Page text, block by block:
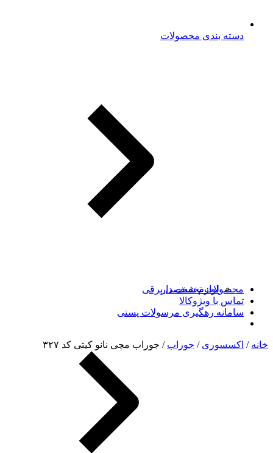
دسته بندی محصولات
لوازم شخصی برقی
محصولات تخفیف دار
تماس با ویژوکالا
سامانه رهگیری مرسولات پستی
خانه / اکسسوری / جوراب / جوراب مچی نانو کیتی کد ۳۲۷